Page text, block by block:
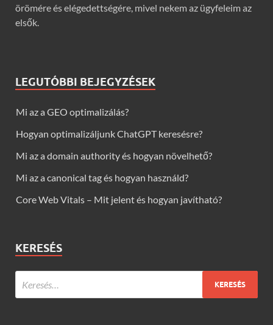
örömére és elégedettségére, mivel nekem az ügyfeleim az
elsők.
LEGUTÓBBI BEJEGYZÉSEK
Mi az a GEO optimalizálás?
Hogyan optimalizáljunk ChatGPT keresésre?
Mi az a domain authority és hogyan növelhető?
Mi az a canonical tag és hogyan használd?
Core Web Vitals – Mit jelent és hogyan javítható?
KERESÉS